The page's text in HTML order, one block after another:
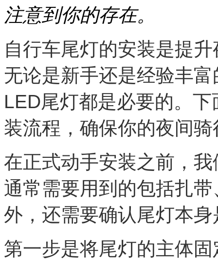
注意到你的存在。
自行车尾灯的安装是提
无论是新手还是经验丰
LED尾灯都是必要的。
装流程，确保你的夜间
在正式动手安装之前，
通常需要用到的包括扎
外，还需要确认尾灯本
第一步是将尾灯的主体